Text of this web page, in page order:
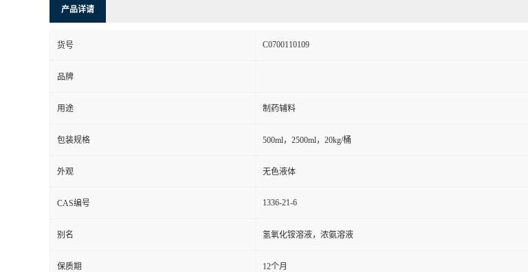
产品详请
货号 C0700110109
品牌
用途 制药辅料
包装规格 500ml，2500ml，20kg/桶
外观 无色液体
CAS编号 1336-21-6
别名 氢氧化铵溶液，浓氨溶液
保质期 12个月